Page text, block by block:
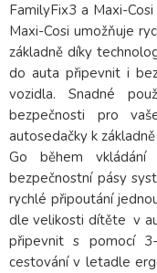
FamilyFix3 a Maxi-
Maxi-Cosi umožňuje
základně díky
do auta připevnit i
vozidla. Snadné
bezpečnosti pro
autosedačky k
Go během vkládání
bezpečnostní pásy
rychlé připoutání
dle velikosti dítěte v
připevnit s pomocí
cestování v letadle